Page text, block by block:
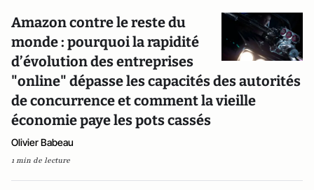
Amazon contre le reste du
monde : pourquoi la rapidité
d’évolution des entreprises
"online" dépasse les capacités des autorités
de concurrence et comment la vieille
économie paye les pots cassés
Olivier Babeau
1 min de lecture